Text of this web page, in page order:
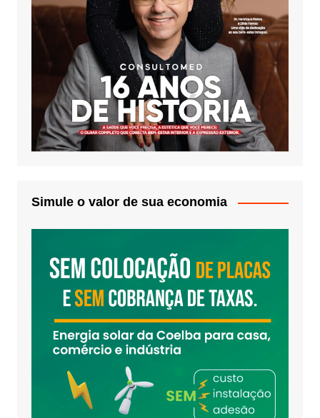
Simule o valor de sua economia